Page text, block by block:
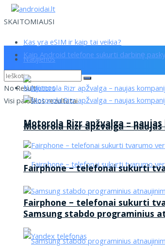
SKAITOMIAUSI
Kas yra eSIM ir kaip tai veikia?
Kaip Android telefone sukurti darbinę
No Result
Visi paieškos rezultatai
Naujienos
Motorola Rizr apžvalga –
Fairphone – telefonai sukurti
Naujienos
Motorola Rizr apžvalga –
Fairphone – telefonai sukurti
Samsung stabdo programinius